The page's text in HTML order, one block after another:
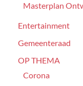
Masterplan
Entertainment
Gemeenteraad
OP THEMA
Corona